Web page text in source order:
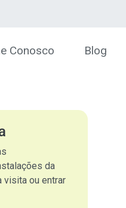
Conosco Blog
da
visita ou entrar